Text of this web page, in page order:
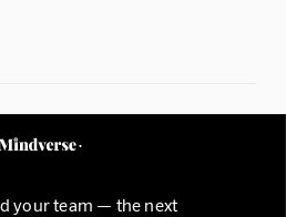
your team — the next